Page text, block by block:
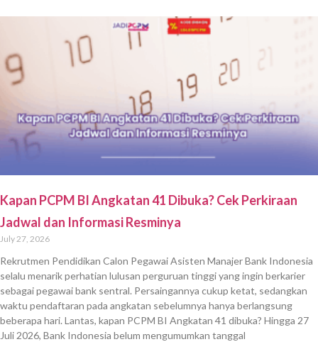
Kapan PCPM BI Angkatan 41 Dibuka? Cek Perkiraan
Jadwal dan Informasi Resminya
July 27, 2026
Rekrutmen Pendidikan Calon Pegawai Asisten Manajer Bank Indonesia
selalu menarik perhatian lulusan perguruan tinggi yang ingin berkarier
sebagai pegawai bank sentral. Persaingannya cukup ketat, sedangkan
waktu pendaftaran pada angkatan sebelumnya hanya berlangsung
beberapa hari. Lantas, kapan PCPM BI Angkatan 41 dibuka? Hingga 27
Juli 2026, Bank Indonesia belum mengumumkan tanggal